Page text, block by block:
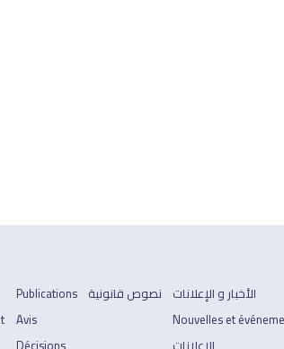
Publications
Avis
نصوص قانونية الأخبار و الإعلانات
Nouvelles et